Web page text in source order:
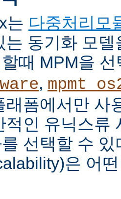
는 다중처리모
는 동기화 모
때 MPM을
,
래폼에서만 사
적인 유닉스류
선택할 수
은 어